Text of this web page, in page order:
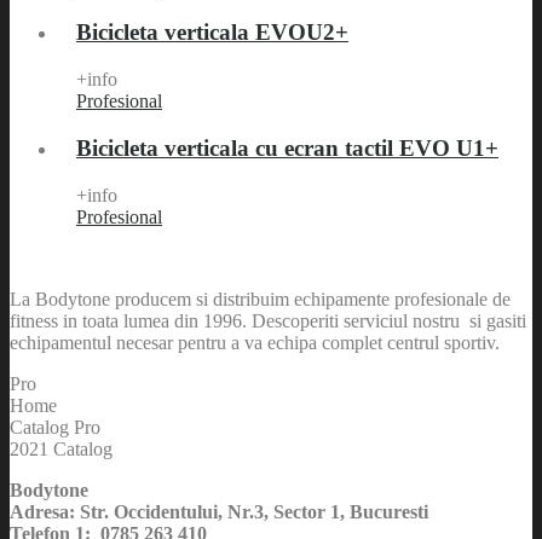
Bicicleta verticala EVOU2+
+info
Profesional
Bicicleta verticala cu ecran tactil EVO U1+
+info
Profesional
La Bodytone producem si distribuim echipamente profesionale de
fitness in toata lumea din 1996. Descoperiti serviciul nostru si gasiti
echipamentul necesar pentru a va echipa complet centrul sportiv.
Pro
Home
Catalog Pro
2021 Catalog
Bodytone
Adresa: Str. Occidentului, Nr.3, Sector 1, Bucuresti
Telefon 1: 0785 263 410